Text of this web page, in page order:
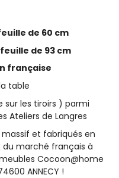
de 60 cm
de 93 cm
française
table
les tiroirs ) parmi
Ateliers de Langres
et fabriqués en
du marché français à
Cocoon@home
ANNECY !